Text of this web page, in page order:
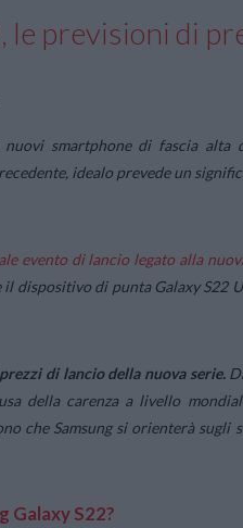
le previsioni di
smartphone di fascia alta
idealo prevede un
evento di lancio legato alla
il dispositivo di punta Galaxy
prezzi di lancio della nuova serie.
della carenza a livello
che Samsung si orienterà sugli
Galaxy S22?